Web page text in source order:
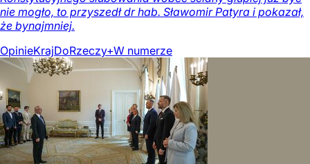
nie mogło, to przyszedł dr hab. Sławomir Patyra i pokazał,
że bynajmniej.
OpinieKrajDoRzeczy+W numerze